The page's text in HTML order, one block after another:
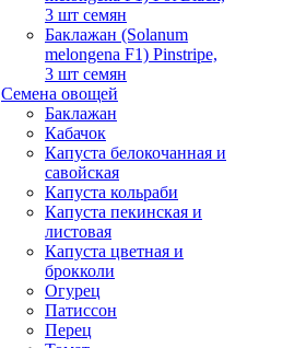
3 шт семян
Баклажан (Solanum
melongena F1) Pinstripe,
3 шт семян
Семена овощей
Баклажан
Кабачок
Капуста белокочанная и
савойская
Капуста кольраби
Капуста пекинская и
листовая
Капуста цветная и
брокколи
Огурец
Патиссон
Перец